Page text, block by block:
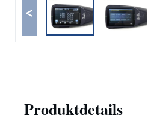
<
Produktdetails